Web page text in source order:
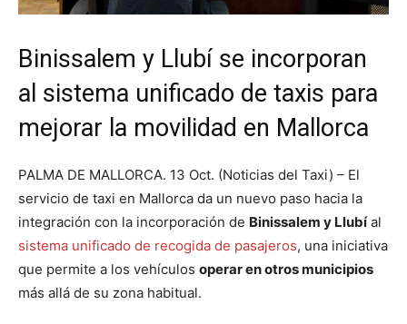
Binissalem y Llubí se incorporan
al sistema unificado de taxis para
mejorar la movilidad en Mallorca
PALMA DE MALLORCA. 13 Oct. (Noticias del Taxi) – El
servicio de taxi en Mallorca da un nuevo paso hacia la
integración con la incorporación de Binissalem y Llubíal
sistema unificado de recogida de pasajeros, una iniciativa
que permite a los vehículos operar en otros municipios
más allá de su zona habitual.